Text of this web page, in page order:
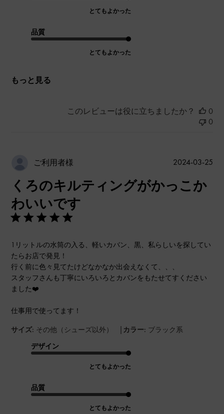
とてもよかった
品質
とてもよかった
もっと見る
このレビューは役に立ちましたか？
0
0
ご利用者様
くろのキルティングがかっこか
わいいです
1リットルの水筒の入る、軽いカバン、黒、私らしいを探してい
たらお店で発見！
行く前に色々見てたけどなかなか出会えなくて、、、
スタッフさんも丁寧にいろいろとカバンをもたせてすください
ました❤️
仕事用で使ってます！
サイズ: その他（シューズ以外） | カラー: ブラック系
デザイン
とてもよかった
品質
とてもよかった
公
2024-03-25